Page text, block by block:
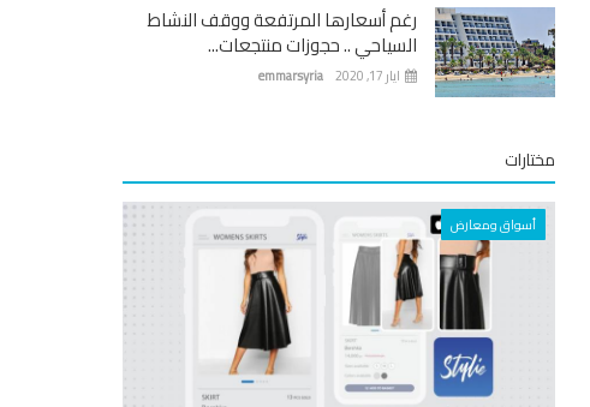
رغم أسعارها المرتفعة ووقف النشاط
السياحي .. حجوزات منتجعات...
emmarsyria ايار 17, 2020
مختارات
أسواق ومعارض